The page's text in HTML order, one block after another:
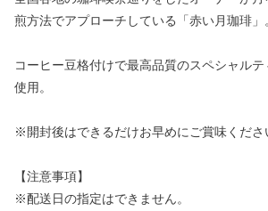
煎方法でアプローチしている「赤い月珈琲」
コーヒー豆格付けで最高品質のスペシャル
使用。
※開封後はできるだけお早めにご賞味くださ
【注意事項】
※配送日の指定はできません。